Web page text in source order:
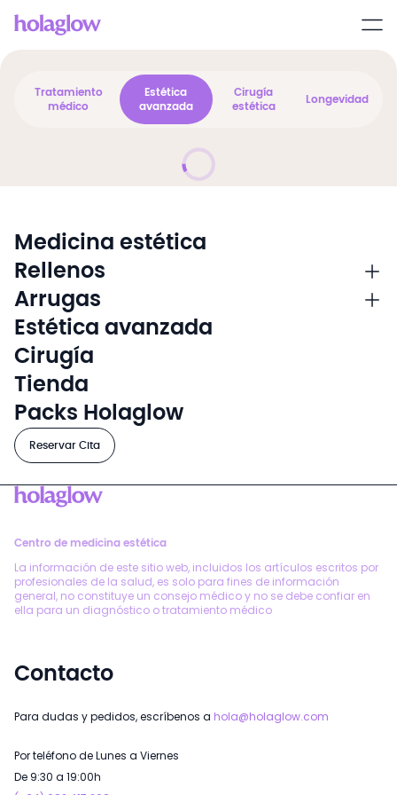
Tratamiento
médico
Estética
avanzada
Cirugía
estética
Longevidad
Centro de medicina estética
La información de este sitio web, incluidos los artículos escritos por
profesionales de la salud, es solo para fines de información
general, no constituye un consejo médico y no se debe confiar en
ella para un diagnóstico o tratamiento médico
Contacto
Para dudas y pedidos, escríbenos a hola@holaglow.com
Por teléfono de Lunes a Viernes
De 9:30 a 19:00h
Medicina estética
Rellenos
Arrugas
Estética avanzada
Cirugía
Tienda
Packs Holaglow
Reservar Cita